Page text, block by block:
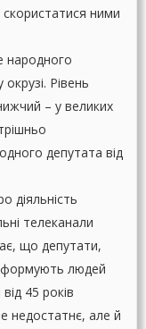
ними
народного
Рівень
– у великих
депутата від
діяльність
телеканали
що депутати,
людей
45 років
недостатнє, але й